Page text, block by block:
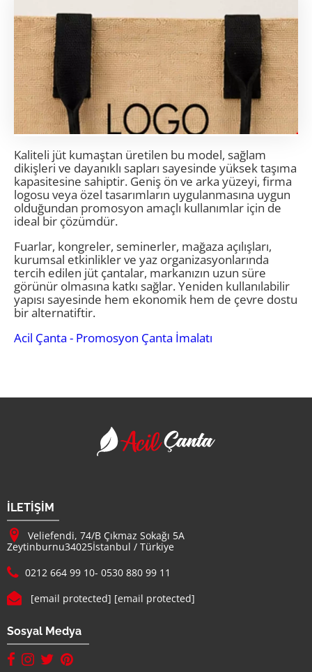
Kaliteli jüt kumaştan üretilen bu model, sağlam
dikişleri ve dayanıklı sapları sayesinde yüksek taşıma
kapasitesine sahiptir. Geniş ön ve arka yüzeyi, firma
logosu veya özel tasarımların uygulanmasına uygun
olduğundan promosyon amaçlı kullanımlar için de
ideal bir çözümdür.
Fuarlar, kongreler, seminerler, mağaza açılışları,
kurumsal etkinlikler ve yaz organizasyonlarında
tercih edilen jüt çantalar, markanızın uzun süre
görünür olmasına katkı sağlar. Yeniden kullanılabilir
yapısı sayesinde hem ekonomik hem de çevre dostu
bir alternatiftir.
Acil Çanta - Promosyon Çanta İmalatı
İLETİŞİM
Adresimiz :
Veliefendi, 74/B Çıkmaz Sokağı 5A
Zeytinburnu34025İstanbul / Türkiye
Telefon :
0212 664 99 10- 0530 880 99 11
E-mail :
[email protected] [email protected]
Sosyal Medya
facebook hesabımız(yeni sayfada açılır)
instagram hesabımız(yeni sayfada açılır)
twitter hesabımız(yeni sayfada açılır)
pinterest hesabımız (yeni sayfada açılır)